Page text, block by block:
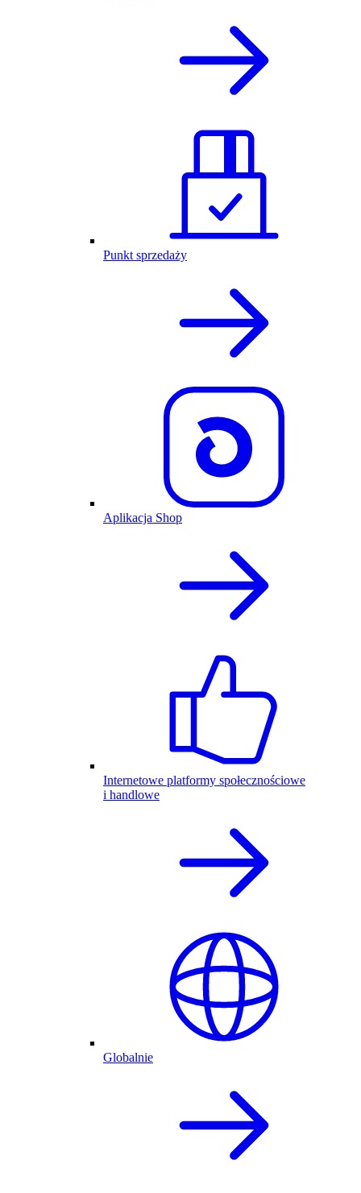
Punkt sprzedaży
Aplikacja Shop
Internetowe platformy społecznościowe
i handlowe
Globalnie